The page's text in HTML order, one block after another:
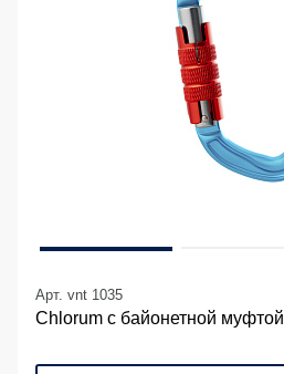
Арт. vnt 1035
Chlorum с байонетной муфтой